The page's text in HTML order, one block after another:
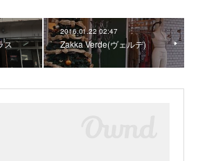
ス
2016.01.22 02:47
Zakka Verde(ヴェルデ)